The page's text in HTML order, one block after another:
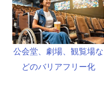
公会堂、劇場、観覧場な
どのバリアフリー化